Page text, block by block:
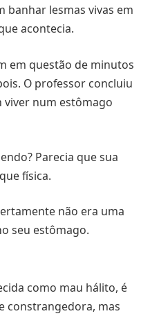
banhar lesmas vivas em
acontecia.
em questão de minutos
O professor concluiu
viver num estômago
Parecia que sua
física.
não era uma
seu estômago.
como mau hálito, é
constrangedora, mas